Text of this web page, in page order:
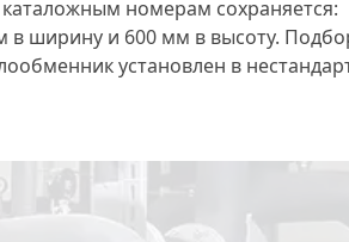
номерам сохраняется:
в ширину и 600 мм в высоту.
установлен в